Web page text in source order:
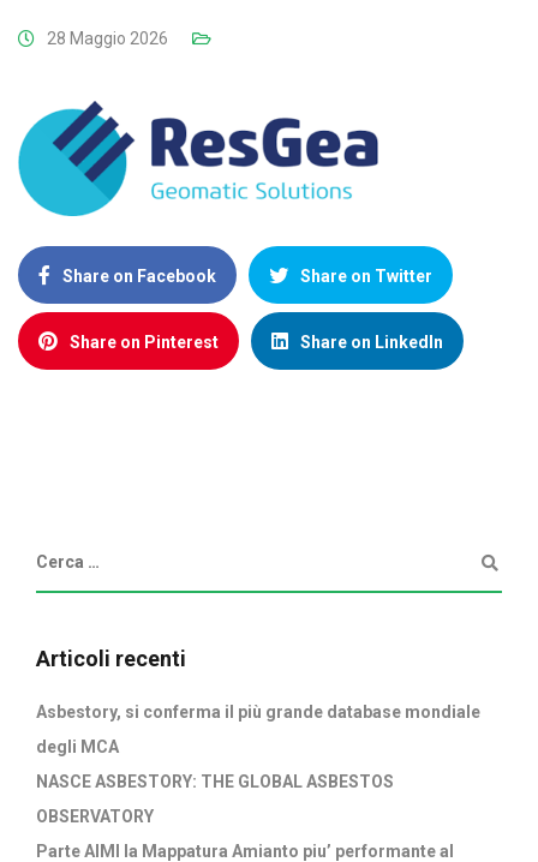
28 Maggio 2026
Share on Facebook Share on Twitter
Share on Pinterest Share on LinkedIn
Articoli recenti
Asbestory, si conferma il più grande database mondiale
degli MCA
NASCE ASBESTORY: THE GLOBAL ASBESTOS
OBSERVATORY
Parte AIMI la Mappatura Amianto piu’ performante al